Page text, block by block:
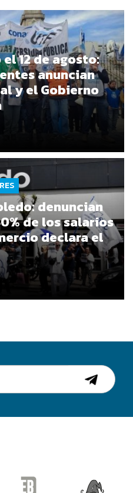
12 de agosto:
anuncian
y el Gobierno
denuncian
de los salarios
declara el